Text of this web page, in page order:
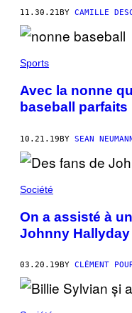
11.30.21 BY CAMILLE
Sports
Avec la nonne
baseball parfaits
10.21.19BY SEAN
Société
On a assisté à
Johnny Hallyday
03.20.19 BY CLÉMENT